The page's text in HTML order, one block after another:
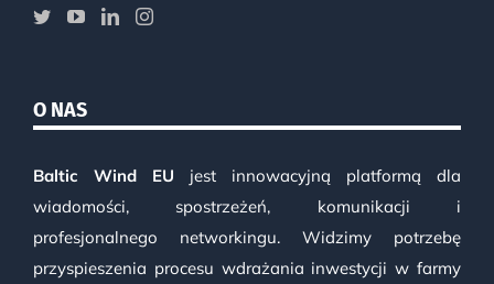
O NAS
Baltic Wind EU jest innowacyjną platformą dla
wiadomości, spostrzeżeń, komunikacji i
profesjonalnego networkingu. Widzimy potrzebę
przyspieszenia procesu wdrażania inwestycji w farmy